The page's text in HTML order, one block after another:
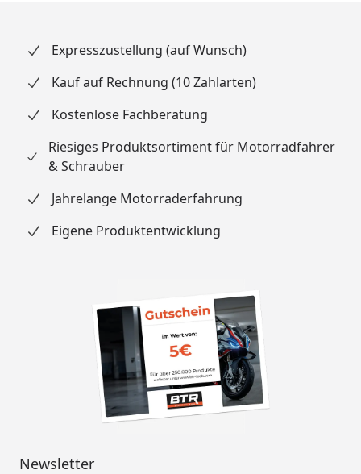
Expresszustellung (auf Wunsch)
Kauf auf Rechnung (10 Zahlarten)
Kostenlose Fachberatung
Riesiges Produktsortiment für Motorradfahrer
& Schrauber
Jahrelange Motorraderfahrung
Eigene Produktentwicklung
Newsletter